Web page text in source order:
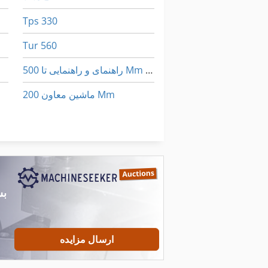
Tps 330
Tur 560
راهنمای و راهنمایی تا 500 Mm ماشین تراش دوک نخ ریسی
ماشین معاون 200 Mm
ارسال مزایده